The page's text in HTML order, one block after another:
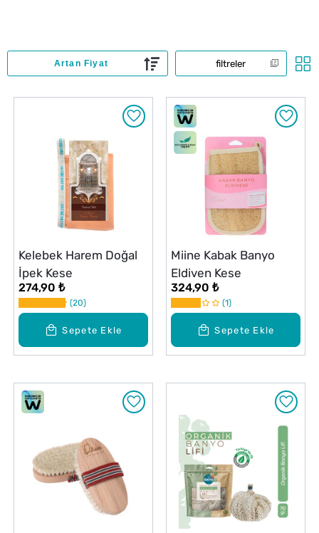
filtreler
Sepete Ekle
Kelebek Harem Doğal
İpek Kese
274,90 ₺
20
Sepete Ekle
Miine Kabak Banyo
Eldiven Kese
324,90 ₺
1